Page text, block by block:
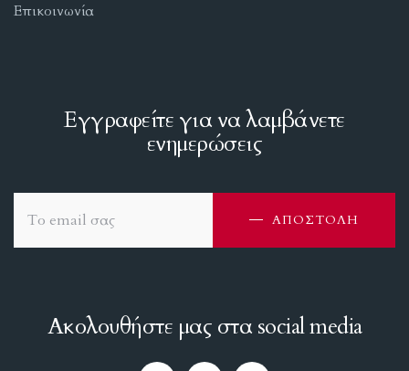
Επικοινωνία
Εγγραφείτε για να λαμβάνετε
ενημερώσεις
ΑΠΟΣΤΟΛΗ
Ακολουθήστε μας στα social media